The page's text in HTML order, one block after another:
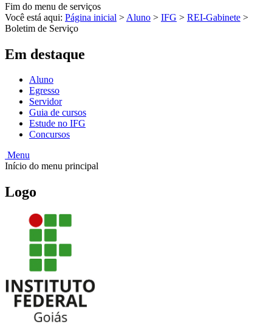
Fim do menu de serviços
Você está aqui: Página inicial > Aluno > IFG > REI-Gabinete >
Boletim de Serviço
Em destaque
Aluno
Egresso
Servidor
Guia de cursos
Estude no IFG
Concursos
Menu
Início do menu principal
Logo